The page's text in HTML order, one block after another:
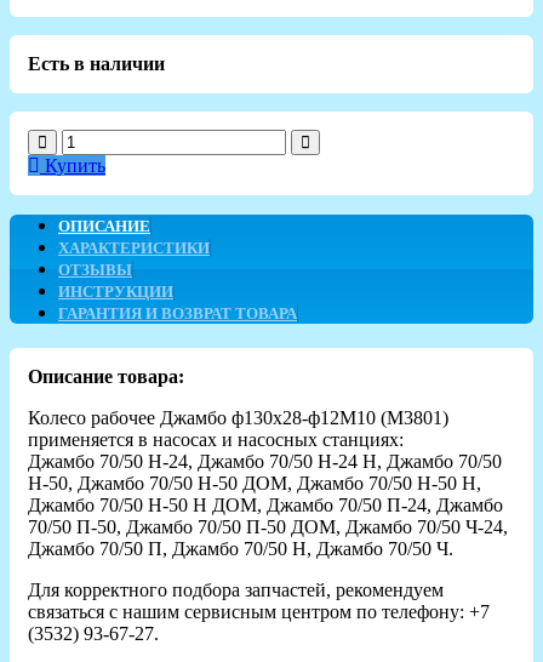
Есть в наличии
Купить
ОПИСАНИЕ
ХАРАКТЕРИСТИКИ
ОТЗЫВЫ
ИНСТРУКЦИИ
ГАРАНТИЯ И ВОЗВРАТ ТОВАРА
Описание товара:
Колесо рабочее Джамбо ф130х28-ф12М10 (М3801)
применяется в насосах и насосных станциях:
Джамбо 70/50 Н-24, Джамбо 70/50 Н-24 Н, Джамбо 70/50
Н-50, Джамбо 70/50 Н-50 ДОМ, Джамбо 70/50 Н-50 Н,
Джамбо 70/50 Н-50 Н ДОМ, Джамбо 70/50 П-24, Джамбо
70/50 П-50, Джамбо 70/50 П-50 ДОМ, Джамбо 70/50 Ч-24,
Джамбо 70/50 П, Джамбо 70/50 Н, Джамбо 70/50 Ч.
Для корректного подбора запчастей, рекомендуем
связаться с нашим сервисным центром по телефону: +7
(3532) 93-67-27.